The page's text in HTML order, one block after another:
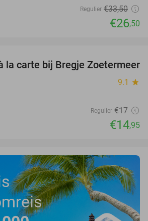
Regulier €33,50
€26,50
12%
la carte bij Bregje Zoetermeer
9.1 star
Regulier €17
€14,95